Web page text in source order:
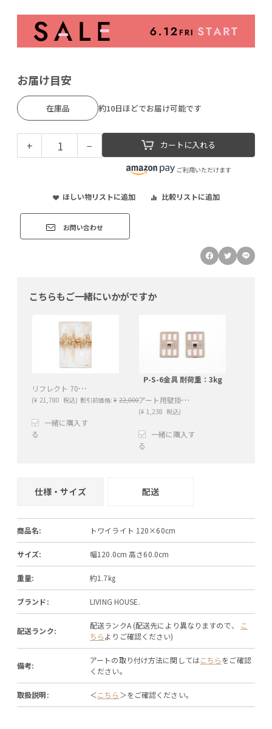
お届け目安
在庫品 約10日ほどでお届け可能です
+ − カートに入れる
ご利用いただけます
ほしい物リストに追加 比較リストに追加
お問い合わせ
こちらもご一緒にいかがですか
リフレクト 70×100cm
(¥ 21,780 税込) 割引前価格:¥ 22,000
一緒に購入す
る
P-S-6金具 耐荷重：3kg
アート用壁掛けフック（２枚セット）耐荷重：3kg
(¥ 1,238 税込)
一緒に購入す
る
仕様・サイズ 配送
商品名: トワイライト 120×60cm
サイズ: 幅120.0cm 高さ60.0cm
重量: 約1.7㎏
ブランド: LIVING HOUSE.
配送ランク:
配送ランクA (配送先により異なりますので、
こ
ちらよりご確認ください)
備考:
アートの取り付け方法に関してはこちらをご確認
ください。
取扱説明: ＜こちら ＞をご確認ください。